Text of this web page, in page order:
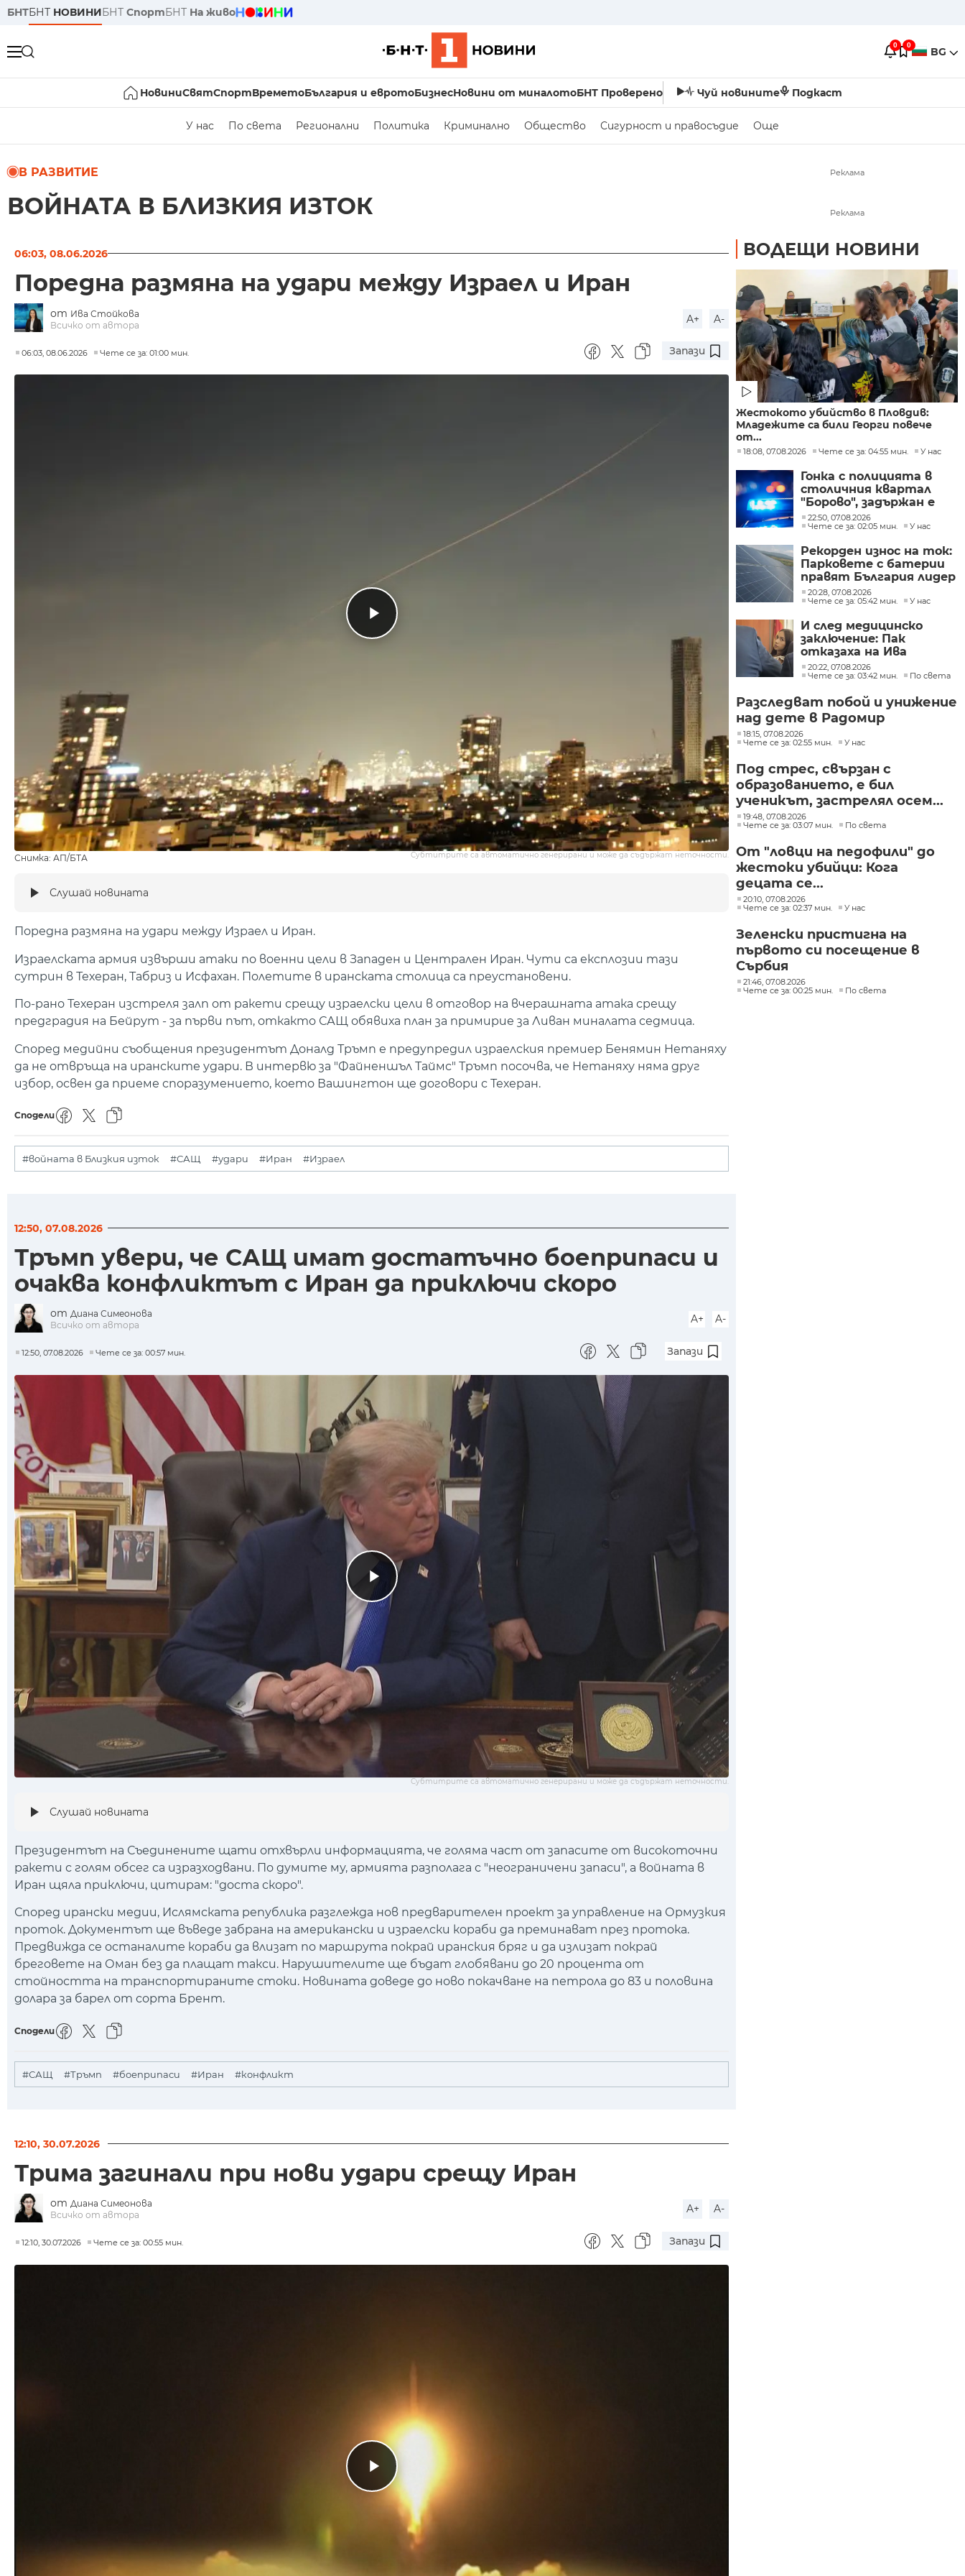
БНТБНТ НОВИНИБНТ СпортБНТ На живо
0 0 BG
НовиниСвятСпортВреметоБългария и евротоБизнесНовини от миналотоБНТ Проверено Чуй новините Подкаст
У нас По света Регионални Политика Криминално Общество Сигурност и правосъдие Още
В РАЗВИТИЕ
ВОЙНАТА В БЛИЗКИЯ ИЗТОК
06:03, 08.06.2026
Поредна размяна на удари между Израел и Иран
от Ива Стойкова
Всичко от автора
A+ A-
06:03, 08.06.2026 Чете се за: 01:00 мин. Запази
Снимка: АП/БТА Субтитрите са автоматично генерирани и може да съдържат неточности.
Слушай новината
Поредна размяна на удари между Израел и Иран.
Израелската армия извърши атаки по военни цели в Западен и Централен Иран. Чути са експлозии тази
сутрин в Техеран, Табриз и Исфахан. Полетите в иранската столица са преустановени.
По-рано Техеран изстреля залп от ракети срещу израелски цели в отговор на вчерашната атака срещу
предградия на Бейрут - за първи път, откакто САЩ обявиха план за примирие за Ливан миналата седмица.
Според медийни съобщения президентът Доналд Тръмп е предупредил израелския премиер Бенямин Нетаняху
да не отвръща на иранските удари. В интервю за "Файненшъл Таймс" Тръмп посочва, че Нетаняху няма друг
избор, освен да приеме споразумението, което Вашингтон ще договори с Техеран.
Сподели
#войната в Близкия изток #САЩ #удари #Иран #Израел
12:50, 07.08.2026
Тръмп увери, че САЩ имат достатъчно боеприпаси и
очаква конфликтът с Иран да приключи скоро
от Диана Симеонова
Всичко от автора
A+ A-
12:50, 07.08.2026 Чете се за: 00:57 мин. Запази
Субтитрите са автоматично генерирани и може да съдържат неточности.
Слушай новината
Президентът на Съединените щати отхвърли информацията, че голяма част от запасите от високоточни
ракети с голям обсег са изразходвани. По думите му, армията разполага с "неограничени запаси", а войната в
Иран щяла приключи, цитирам: "доста скоро".
Според ирански медии, Ислямската република разглежда нов предварителен проект за управление на Ормузкия
проток. Документът ще въведе забрана на американски и израелски кораби да преминават през протока.
Предвижда се останалите кораби да влизат по маршрута покрай иранския бряг и да излизат покрай
бреговете на Оман без да плащат такси. Нарушителите ще бъдат глобявани до 20 процента от
стойността на транспортираните стоки. Новината доведе до ново покачване на петрола до 83 и половина
долара за барел от сорта Брент.
Сподели
#САЩ #Тръмп #боеприпаси #Иран #конфликт
12:10, 30.07.2026
Трима загинали при нови удари срещу Иран
от Диана Симеонова
Всичко от автора
A+ A-
12:10, 30.07.2026 Чете се за: 00:55 мин. Запази
Реклама
Реклама
ВОДЕЩИ НОВИНИ
Жестокото убийство в Пловдив:
Младежите са били Георги повече
от...
18:08, 07.08.2026 Чете се за: 04:55 мин. У нас
Гонка с полицията в
столичния квартал
"Борово", задържан е
мъж, у когото са
намерени 460 000 евро
22:50, 07.08.2026
Чете се за: 02:05 мин.
У нас
Рекорден износ на ток:
Парковете с батерии
правят България лидер
на пазара
20:28, 07.08.2026
Чете се за: 05:42 мин.
У нас
И след медицинско
заключение: Пак
отказаха на Ива
Михайлова да се лекува
в България
20:22, 07.08.2026
Чете се за: 03:42 мин.
По света
Разследват побой и унижение
над дете в Радомир
18:15, 07.08.2026
Чете се за: 02:55 мин.
У нас
Под стрес, свързан с
образованието, е бил
ученикът, застрелял осем...
19:48, 07.08.2026
Чете се за: 03:07 мин.
По света
От "ловци на педофили" до
жестоки убийци: Кога
децата се...
20:10, 07.08.2026
Чете се за: 02:37 мин.
У нас
Зеленски пристигна на
първото си посещение в
Сърбия
21:46, 07.08.2026
Чете се за: 00:25 мин.
По света